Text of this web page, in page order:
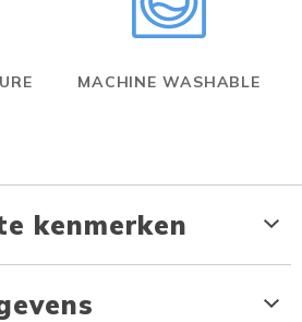
MACHINE WASHABLE
kenmerken